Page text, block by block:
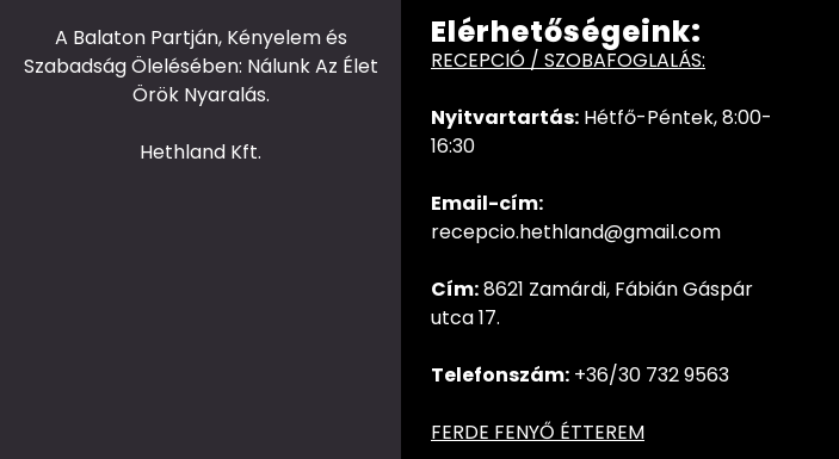
A Balaton Partján, Kényelem és
Szabadság Ölelésében: Nálunk Az Élet
Örök Nyaralás.
Hethland Kft.
Elérhetőségeink:
RECEPCIÓ / SZOBAFOGLALÁS:
Nyitvartartás: Hétfő-Péntek, 8:00-
16:30
Email-cím:
recepcio.hethland@gmail.com
Cím:8621 Zamárdi, Fábián Gáspár
utca 17.
Telefonszám: +36/30 732 9563
FERDE FENYŐ ÉTTEREM